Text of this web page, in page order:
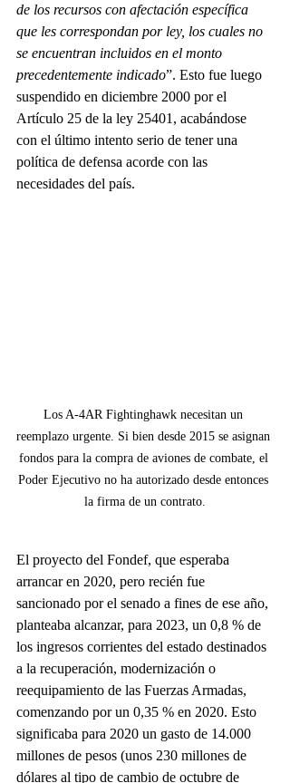
de los recursos con afectación específica
que les correspondan por ley, los cuales no
se encuentran incluidos en el monto
precedentemente indicado”. Esto fue luego
suspendido en diciembre 2000 por el
Artículo 25 de la ley 25401, acabándose
con el último intento serio de tener una
política de defensa acorde con las
necesidades del país.
Los A-4AR Fightinghawk necesitan un
reemplazo urgente. Si bien desde 2015 se asignan
fondos para la compra de aviones de combate, el
Poder Ejecutivo no ha autorizado desde entonces
la firma de un contrato.
El proyecto del Fondef, que esperaba
arrancar en 2020, pero recién fue
sancionado por el senado a fines de ese año,
planteaba alcanzar, para 2023, un 0,8 % de
los ingresos corrientes del estado destinados
a la recuperación, modernización o
reequipamiento de las Fuerzas Armadas,
comenzando por un 0,35 % en 2020. Esto
significaba para 2020 un gasto de 14.000
millones de pesos (unos 230 millones de
dólares al tipo de cambio de octubre de